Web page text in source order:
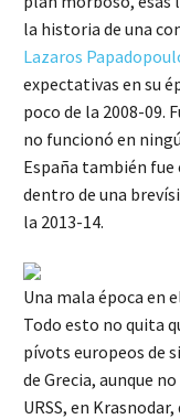
la historia de una
Lazaros
expectativas en su
poco de la 2008-09.
no funcionó en
España también
dentro de una
la 2013-14.
Una mala época en
Todo esto no quita
pívots europeos de
de Grecia, aunque
URSS, en